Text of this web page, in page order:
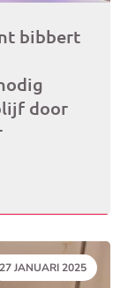
bibbert
door
DATUM:
27 JANUARI 2025